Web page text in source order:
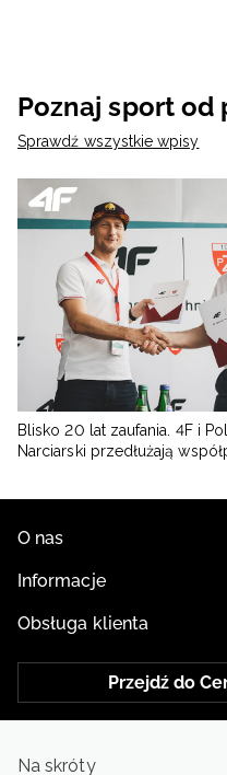
Poznaj sport od
Sprawdź wszystkie wpisy
Blisko 20 lat zaufania. 4F i
Narciarski przedłużają
O nas
Informacje
Obsługa klienta
Przejdź do
Na skróty